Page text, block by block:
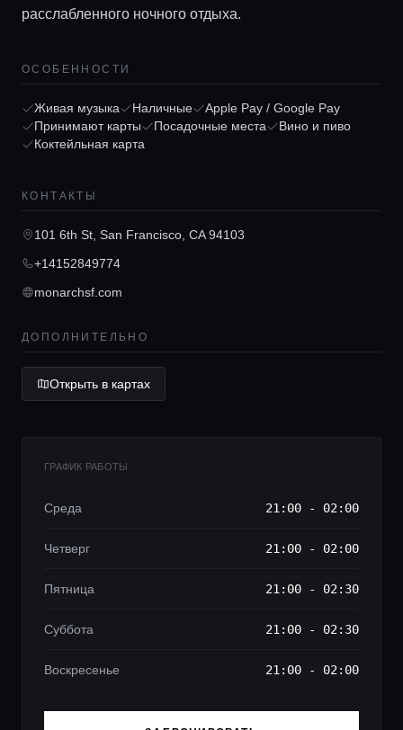
Главная
Гиды
Консьерж сервис
Lifestyle журнал
расслабленного ночного отдыха.
ОСОБЕННОСТИ
Живая музыка Наличные
Apple Pay / Google Pay
Принимают карты
Посадочные места
Вино и пиво
Коктейльная карта
КОНТАКТЫ
101 6th St, San Francisco, CA 94103
+14152849774
monarchsf.com
ДОПОЛНИТЕЛЬНО
Открыть в картах
ГРАФИК РАБОТЫ
Среда 21:00 - 02:00
Четверг 21:00 - 02:00
Пятница 21:00 - 02:30
Суббота 21:00 - 02:30
Воскресенье 21:00 - 02:00